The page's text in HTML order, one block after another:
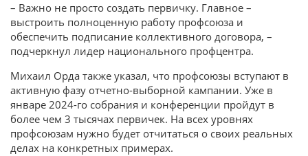
– Важно не просто создать первичку. Главное –
выстроить полноценную работу профсоюза и
обеспечить подписание коллективного договора, –
подчеркнул лидер национального профцентра.
Михаил Орда также указал, что профсоюзы вступают в
активную фазу отчетно-выборной кампании. Уже в
январе 2024-го собрания и конференции пройдут в
более чем 3 тысячах первичек. На всех уровнях
профсоюзам нужно будет отчитаться о своих реальных
делах на конкретных примерах.